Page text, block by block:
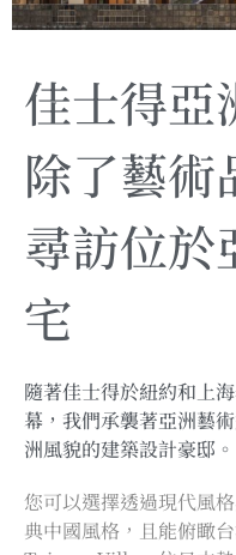
佳士得亞
除了藝術
尋訪位於
宅
隨著佳士得於紐約和上
幕，我們承襲著亞洲藝
洲風貌的建築設計豪邸。
您可以選擇透過現代風
典中國風格，且能俯瞰